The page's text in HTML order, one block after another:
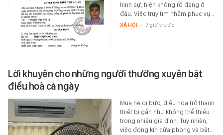
hình sự, hiện không rõ đang ở
đâu. Việc truy tìm nhằm phục vụ…
XÃ HỘI - 7 giờ trước
Lời khuyên cho những người thường xuyên bật
điều hoà cả ngày
Mùa hè oi bức, điều hòa trở thành
thiết bị gần như không thể thiếu
trong nhiều gia đình. Tuy nhiên,
việc đóng kín cửa phòng và bật…